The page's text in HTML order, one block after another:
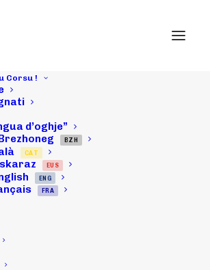
Corsu !
d’oghje”
BZH
CAT
EUS
ENG
FRA
pà i
à a
"Fiera
di